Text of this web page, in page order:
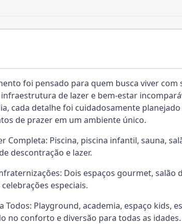
foi pensado para quem busca viver
de lazer e bem-estar
cada detalhe foi cuidadosamente
de prazer em um ambiente único.
Completa: Piscina, piscina infantil, sauna,
descontração e lazer.
Dois espaços gourmet, salão
especiais.
Todos: Playground, academia, espaço kids,
no conforto e diversão para todas as idades.